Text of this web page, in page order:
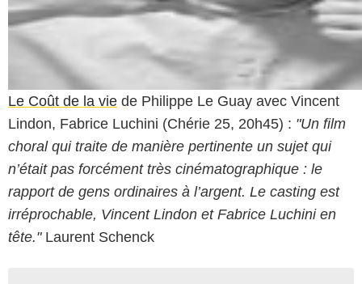
Le Coût de la vie de Philippe Le Guay avec Vincent
Lindon, Fabrice Luchini (Chérie 25, 20h45) : "Un film
choral qui traite de manière pertinente un sujet qui
n’était pas forcément très cinématographique : le
rapport de gens ordinaires à l’argent. Le casting est
irréprochable, Vincent Lindon et Fabrice Luchini en
tête."Laurent Schenck